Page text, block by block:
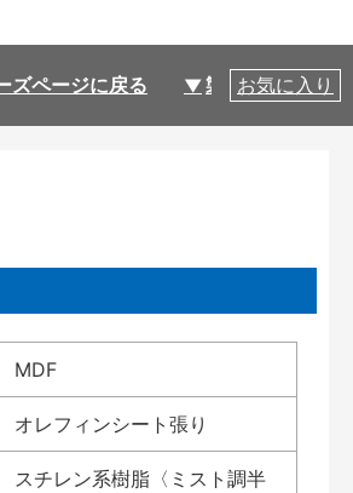
ズページに戻る 製品仕様
お気に入り
MDF
オレフィンシート張り
スチレン系樹脂〈ミスト調半